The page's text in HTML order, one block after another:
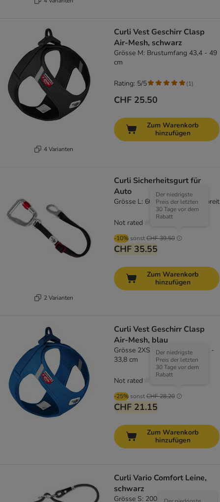
4 Varianten
Curli Vest Geschirr Clasp
Air-Mesh, schwarz
Grösse M: Brustumfang 43,4 - 49
cm
CHF 25.50
Rating: 5/5 (1)
Zum Warenkorb
hinzufügen
2 Varianten
Curli Sicherheitsgurt für
Auto
Grösse L: 60 cm lang, 20 mm breit
-10% sonstCHF 39.50
Der niedrigste
Preis der letzten
30 Tage vor dem
Rabatt
CHF 35.55
Not rated
Zum Warenkorb
hinzufügen
Curli Vest Geschirr Clasp
Air-Mesh, blau
Grösse 2XS: Brustumfang 30,2 -
33,8 cm
-25% sonstCHF 28.20
Der niedrigste
Preis der letzten
30 Tage vor dem
Rabatt
CHF 21.15
Not rated
Zum Warenkorb
hinzufügen
Curli Vario Comfort Leine,
schwarz
Grösse S: 200 cm lang, Ø 8 mm